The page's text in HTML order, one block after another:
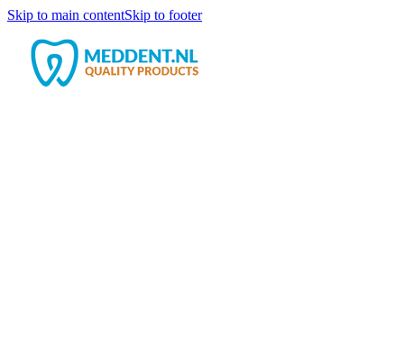
Skip to main contentSkip to footer